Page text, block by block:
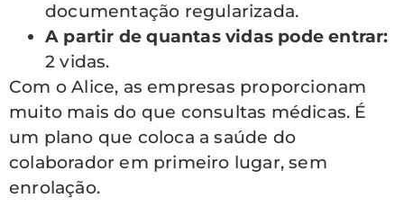
documentação regularizada.
A partir de quantas vidas pode entrar:
2 vidas.
Com o Alice, as empresas proporcionam
muito mais do que consultas médicas. É
um plano que coloca a saúde do
colaborador em primeiro lugar, sem
enrolação.